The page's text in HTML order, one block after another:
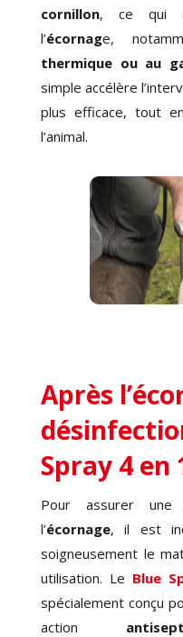
cornillon, ce qui
l’écornage,
thermique ou au
simple accélère
plus efficace, tout
l’animal.
Après
Spray 4 en
Pour assurer une
l’écornage, il est
soigneusement le
utilisation. Le Blue
spécialement conçu
action